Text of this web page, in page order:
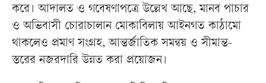
করে। আদালত ও গবেষণাপত্রে উল্লেখ আছে, মানব পাচার
ও অভিবাসী চোরাচালান মোকাবিলায় আইনগত কাঠামো
থাকলেও প্রমাণ সংগ্রহ, আন্তর্জাতিক সমন্বয় ও সীমান্ত-
স্তরের নজরদারি উন্নত করা প্রয়োজন।